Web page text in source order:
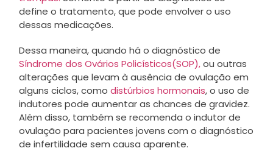
define o tratamento, que pode envolver o uso
dessas medicações.
Dessa maneira, quando há o diagnóstico de
Síndrome dos Ovários Policísticos(SOP),ou outras
alterações que levam à ausência de ovulação em
alguns ciclos, como distúrbios hormonais, o uso de
indutores pode aumentar as chances de gravidez.
Além disso, também se recomenda o indutor de
ovulação para pacientes jovens com o diagnóstico
de infertilidade sem causa aparente.